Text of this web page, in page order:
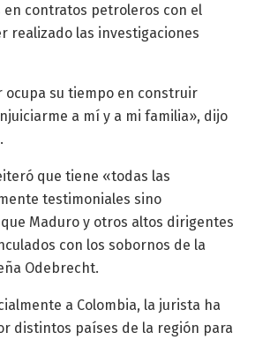
en contratos petroleros con el
realizado las investigaciones
ocupa su tiempo en construir
a mí y a mi familia», dijo
que tiene «todas las
testimoniales sino
Maduro y otros altos dirigentes
con los sobornos de la
Odebrecht.
a Colombia, la jurista ha
distintos países de la región para